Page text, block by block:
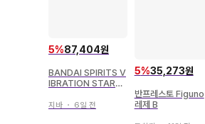
5%87,404원
BANDAI SPIRITS V
IBRATION STARS
제 편] BOMB
지바 ・ 6일 전
5%35,273원
반프레스토 Figuno
레제 B